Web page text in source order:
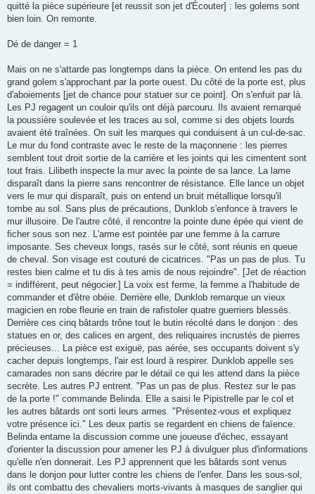
quitté la pièce supérieure [et reussit son jet d'Écouter] : les golems sont
bien loin. On remonte.
Dé de danger = 1
Mais on ne s'attarde pas longtemps dans la pièce. On entend les pas du
grand golem s'approchant par la porte ouest. Du côté de la porte est, plus
d'aboiements [jet de chance pour statuer sur ce point]. On s'enfuit par là.
Les PJ regagent un couloir qu'ils ont déjà parcouru. Ils avaient remarqué
la poussière soulevée et les traces au sol, comme si des objets lourds
avaient été traînées. On suit les marques qui conduisent à un cul-de-sac.
Le mur du fond contraste avec le reste de la maçonnerie : les pierres
semblent tout droit sortie de la carrière et les joints qui les cimentent sont
tout frais. Lilibeth inspecte la mur avec la pointe de sa lance. La lame
disparaît dans la pierre sans rencontrer de résistance. Elle lance un objet
vers le mur qui disparaît, puis on entend un bruit métallique lorsqu'il
tombe au sol. Sans plus de précautions, Dunklob s'enfonce à travers le
mur illusoire. De l'autre côté, il rencontre la pointe dune épée qui vient de
ficher sous son nez. L'arme est pointée par une femme à la carrure
imposante. Ses cheveux longs, rasés sur le côté, sont réunis en queue
de cheval. Son visage est couturé de cicatrices. "Pas un pas de plus. Tu
restes bien calme et tu dis à tes amis de nous rejoindre". [Jet de réaction
= indifférent, peut négocier.] La voix est ferme, la femme a l'habitude de
commander et d'être obéie. Derrière elle, Dunklob remarque un vieux
magicien en robe fleurie en train de rafistoler quatre guerriers blessés.
Derrière ces cinq bâtards trône tout le butin récolté dans le donjon : des
statues en or, des calices en argent, des reliquaires incrustés de pierres
précieuses... La pièce est exiguë, pas aérée, ses occupants doivent s'y
cacher depuis longtemps, l'air est lourd à respirer. Dunklob appelle ses
camarades non sans décrire par le détail ce qui les attend dans la pièce
secrète. Les autres PJ entrent. "Pas un pas de plus. Restez sur le pas
de la porte !" commande Belinda. Elle a saisi le Pipistrelle par le col et
les autres bâtards ont sorti leurs armes. "Présentez-vous et expliquez
votre présence ici." Les deux partis se regardent en chiens de faïence.
Belinda entame la discussion comme une joueuse d'échec, essayant
d'orienter la discussion pour amener les PJ à divulguer plus d'informations
qu'elle n'en donnerait. Les PJ apprennent que les bâtards sont venus
dans le donjon pour lutter contre les chiens de l'enfer. Dans les sous-sol,
ils ont combattu des chevaliers morts-vivants à masques de sanglier qui